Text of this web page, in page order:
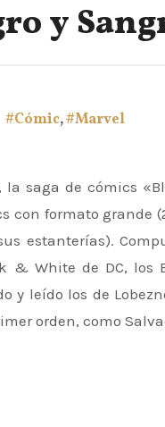
y
#Cómic,#Marvel
con formato grande
estanterías).
& White de DC, los
y leído los de
orden, como